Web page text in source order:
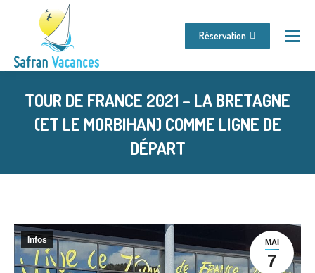
Réservation
TOUR DE FRANCE 2021 – LA BRETAGNE
(ET LE MORBIHAN) COMME LIGNE DE
DÉPART
MAI
7
Infos